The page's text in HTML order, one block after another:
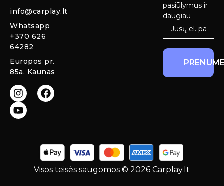
info@carplay.lt
Whatsapp
+370 626
64282
Europos pr.
85a, Kaunas
galinio vaizdo
pasiūlymus ir
daugiau
Visos teisės saugomos © 2026 Carplay.lt